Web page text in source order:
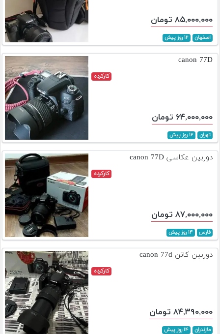
۸۵,۰۰۰,۰۰۰ تومان
اصفهان ۱۲ روز پیش
canon 77D
کارکرده
۶۴,۰۰۰,۰۰۰ تومان
تهران ۱۲ روز پیش
دوربین عکاسی canon 77D
کارکرده
۸۷,۰۰۰,۰۰۰ تومان
فارس ۱۴ روز پیش
دوربین کانن canon 77d
کارکرده
۸۴,۳۹۰,۰۰۰ تومان
مازندران ۱۴ روز پیش